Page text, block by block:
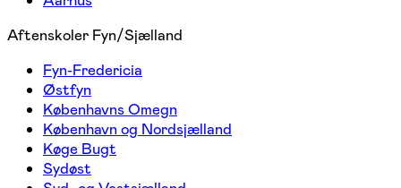
Aftenskoler Fyn/Sjælland
Fyn-Fredericia
Østfyn
Københavns Omegn
København og Nordsjælland
Køge Bugt
Sydøst